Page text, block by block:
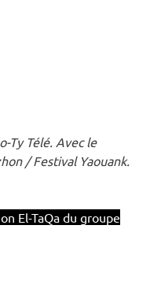
Ty Télé. Avec le
/ Festival Yaouank.
El-TaQa du groupe